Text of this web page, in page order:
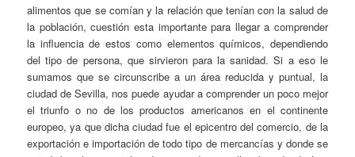
alimentos que se comían y la relación que tenían con la salud de
la población, cuestión esta importante para llegar a comprender
la influencia de estos como elementos químicos, dependiendo
del tipo de persona, que sirvieron para la sanidad. Si a eso le
sumamos que se circunscribe a un área reducida y puntual, la
ciudad de Sevilla, nos puede ayudar a comprender un poco mejor
el triunfo o no de los productos americanos en el continente
europeo, ya que dicha ciudad fue el epicentro del comercio, de la
exportación e importación de todo tipo de mercancías y donde se